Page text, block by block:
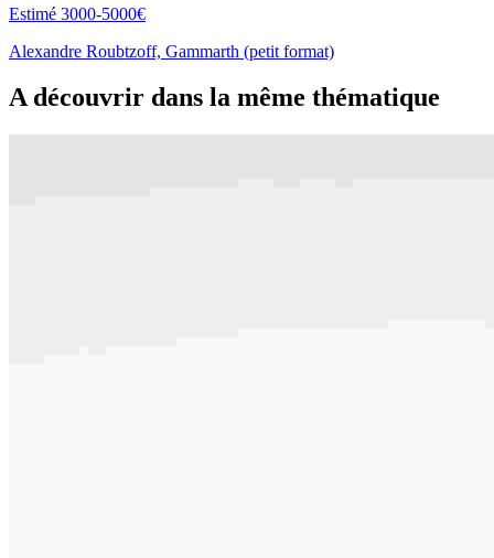
Estimé 3000-5000€
Alexandre Roubtzoff, Gammarth (petit format)
A découvrir dans la même thématique